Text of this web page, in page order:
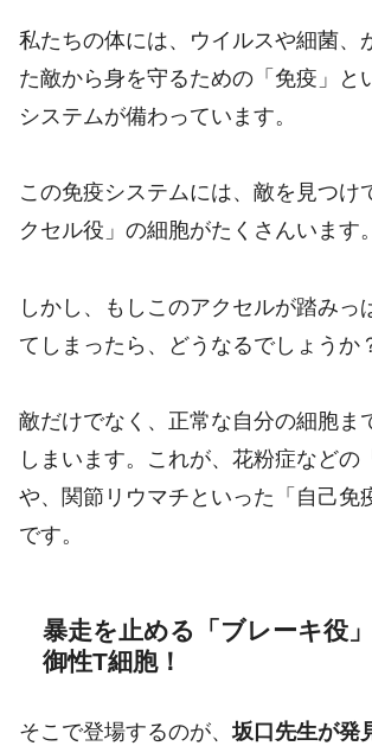
私たちの体には、ウイルスや細菌、
た敵から身を守るための「免疫」と
システムが備わっています。
この免疫システムには、敵を見つけ
クセル役」の細胞がたくさんいます。
しかし、もしこのアクセルが踏みっ
てしまったら、どうなるでしょうか
敵だけでなく、正常な自分の細胞ま
しまいます。これが、花粉症などの
や、関節リウマチといった「自己免
です。
暴走を止める「ブレーキ役
御性T細胞！
そこで登場するのが、坂口先生が発